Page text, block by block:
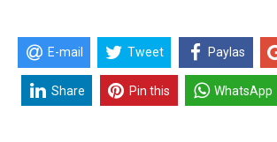
E-mail Tweet Paylas
Share Pin this WhatsApp